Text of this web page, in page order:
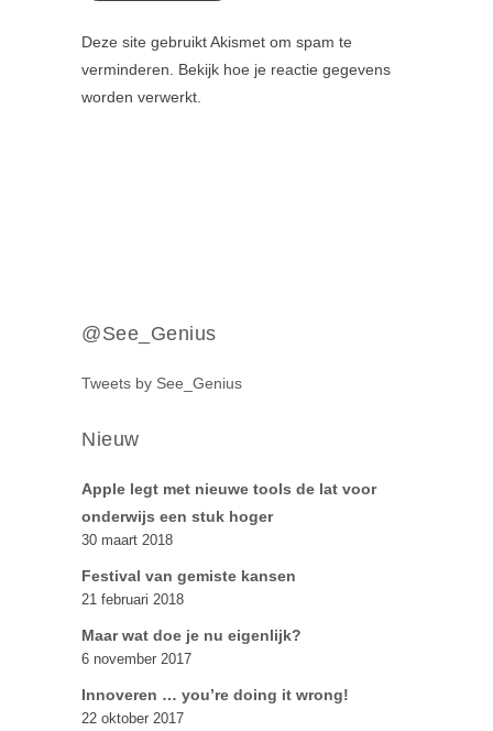
Deze site gebruikt Akismet om spam te
verminderen. Bekijk hoe je reactie gegevens
worden verwerkt
@See_Genius
Tweets by See_Genius
Nieuw
Apple legt met nieuwe tools de lat voor
onderwijs een stuk hoger
30 maart 2018
Festival van gemiste kansen
21 februari 2018
Maar wat doe je nu eigenlijk?
6 november 2017
Innoveren … you’re doing it wrong!
22 oktober 2017